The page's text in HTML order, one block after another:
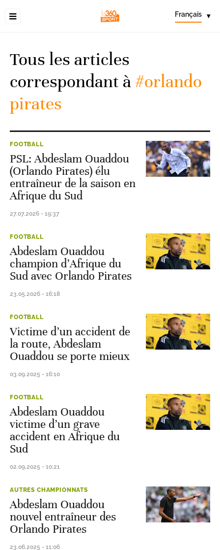
Français ▾
Tous les articles
correspondant à#orlando
pirates
FOOTBALL
PSL: Abdeslam Ouaddou
(Orlando Pirates) élu
entraîneur de la saison en
Afrique du Sud
27.07.2026 - 19:37
FOOTBALL
Abdeslam Ouaddou
champion d’Afrique du
Sud avec Orlando Pirates
23.05.2026 - 16:18
FOOTBALL
Victime d’un accident de
la route, Abdeslam
Ouaddou se porte mieux
03.09.2025 - 16:10
FOOTBALL
Abdeslam Ouaddou
victime d’un grave
accident en Afrique du
Sud
02.09.2025 - 10:21
AUTRES CHAMPIONNATS
Abdeslam Ouaddou
nouvel entraîneur des
Orlando Pirates
23.06.2025 - 11:06